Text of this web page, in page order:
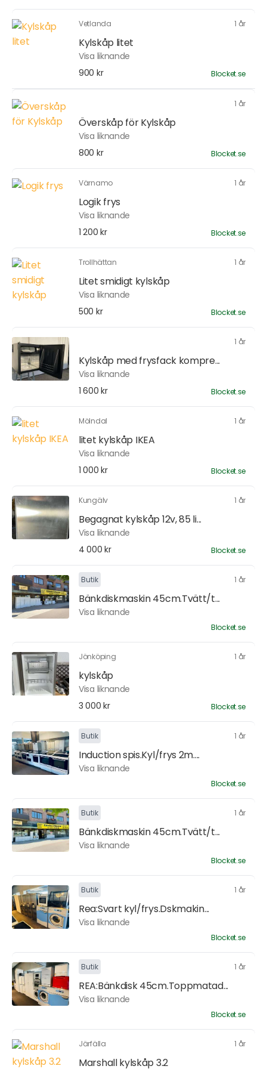
Vetlanda 1 år
Kylskåp litet
Visa liknande
900 kr
Blocket.se
1 år
Överskåp för Kylskåp
Visa liknande
800 kr
Blocket.se
Värnamo 1 år
Logik frys
Visa liknande
1 200 kr
Blocket.se
Trollhättan 1 år
Litet smidigt kylskåp
Visa liknande
500 kr
Blocket.se
1 år
Kylskåp med frysfack kompre...
Visa liknande
1 600 kr
Blocket.se
Mölndal 1 år
litet kylskåp IKEA
Visa liknande
1 000 kr
Blocket.se
Kungälv 1 år
Begagnat kylskåp 12v, 85 li...
Visa liknande
4 000 kr
Blocket.se
Butik 1 år
Bänkdiskmaskin 45cm.Tvätt/t...
Visa liknande
Blocket.se
Jönköping 1 år
kylskåp
Visa liknande
3 000 kr
Blocket.se
Butik 1 år
Induction spis.Kyl/frys 2m....
Visa liknande
Blocket.se
Butik 1 år
Bänkdiskmaskin 45cm.Tvätt/t...
Visa liknande
Blocket.se
Butik 1 år
Rea:Svart kyl/frys.Dskmakin...
Visa liknande
Blocket.se
Butik 1 år
REA:Bänkdisk 45cm.Toppmatad...
Visa liknande
Blocket.se
Järfälla 1 år
Marshall kylskåp 3.2